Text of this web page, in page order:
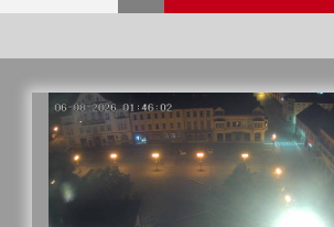
Veselí muzikanti
30. 7. 2026
Votavžatský ploty